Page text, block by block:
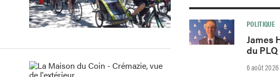
POLITIQUE
James
du
6 août 2026